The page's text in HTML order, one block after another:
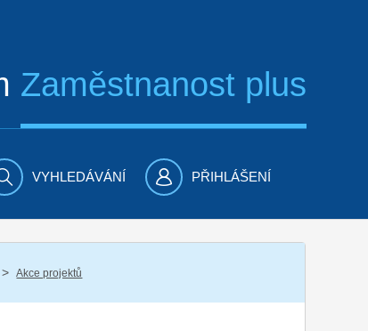
Zaměstnanost plus
VYHLEDÁVÁNÍ PŘIHLÁŠENÍ
/ Akce projektů